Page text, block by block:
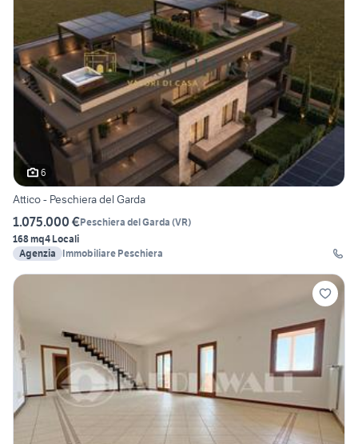
6
Attico - Peschiera del Garda
1.075.000 €Peschiera del Garda (VR)
168 mq4 Locali
Agenzia
Immobiliare Peschiera